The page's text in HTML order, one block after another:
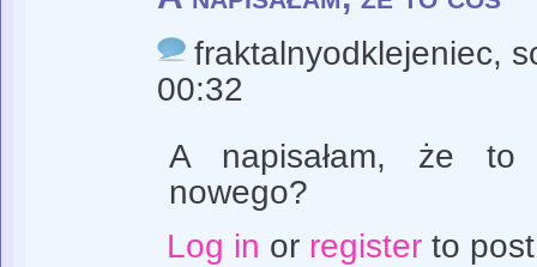
fraktalnyodklejeniec,
00:32
A napisałam, że to
nowego?
Log in or registerto post